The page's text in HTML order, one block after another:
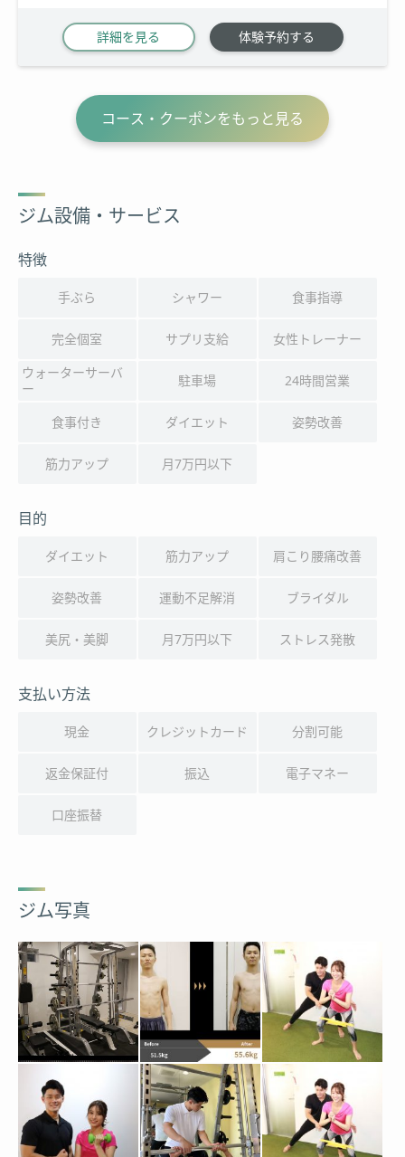
詳細を見る 体験予約する
コース・クーポンをもっと見る
ジム設備・サービス
特徴
手ぶら シャワー 食事指導
完全個室 サプリ支給
女性トレーナー
ウォーターサーバ
ー
駐車場 24時間営業
食事付き ダイエット 姿勢改善
筋力アップ 月7万円以下
目的
ダイエット 筋力アップ 肩こり腰痛改善
姿勢改善 運動不足解消 ブライダル
美尻・美脚 月7万円以下 ストレス発散
支払い方法
現金 クレジットカード 分割可能
返金保証付 振込 電子マネー
口座振替
ジム写真